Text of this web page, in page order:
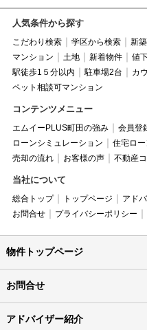
人気条件から探す
こだわり検索 学区から検索 新
マンション
土地 新着物件 値
駅徒歩1５分以内
駐車場2台
カ
ペット相談可マンション
コンテンツメニュー
エムイーPLUS町田の強み 会員登
ローンシミュレーション
住宅ロ
売却の流れ
お客様の声 不動産
当社について
総合トップ トップページ アド
お問合せ
プライバシーポリシー
物件トップページ
お問合せ
アドバイザー紹介